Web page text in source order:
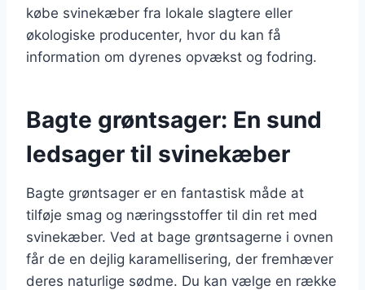
købe svinekæber fra lokale slagtere eller
økologiske producenter, hvor du kan få
information om dyrenes opvækst og fodring.
Bagte grøntsager: En sund
ledsager til svinekæber
Bagte grøntsager er en fantastisk måde at
tilføje smag og næringsstoffer til din ret med
svinekæber. Ved at bage grøntsagerne i ovnen
får de en dejlig karamellisering, der fremhæver
deres naturlige sødme. Du kan vælge en række